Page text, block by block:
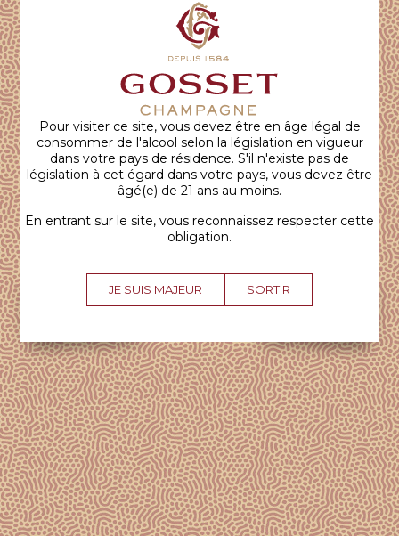
Pour visiter ce site, vous devez être en âge légal de
consommer de l'alcool selon la législation en vigueur
dans votre pays de résidence. S'il n'existe pas de
législation à cet égard dans votre pays, vous devez être
âgé(e) de 21 ans au moins.
En entrant sur le site, vous reconnaissez respecter cette
obligation.
JE SUIS MAJEUR SORTIR
Peut être servi de l'apéritif au dessert
/champagnegossetofficiel
15 SEPTEMBRE 2022
Assurer la préservation et la
transmission de notre patrimoine